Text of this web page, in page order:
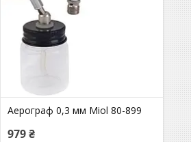
Аерограф 0,3 мм Miol 80-899
979 ₴